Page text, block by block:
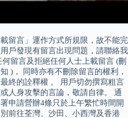
留言」運作方式所規限，故不能完
戶發現有留言出現問題，請聯絡我
留言及拒絕任何人士上載留言 (刪
)， 同時亦有不刪除留言的權利，
終的詮釋權 。 用戶切勿撰寫粗言
人身攻擊的言論，敬請自律。 通
申請營辦4條只於上午繁忙時間開
前往荃灣、沙田、小西灣及香港